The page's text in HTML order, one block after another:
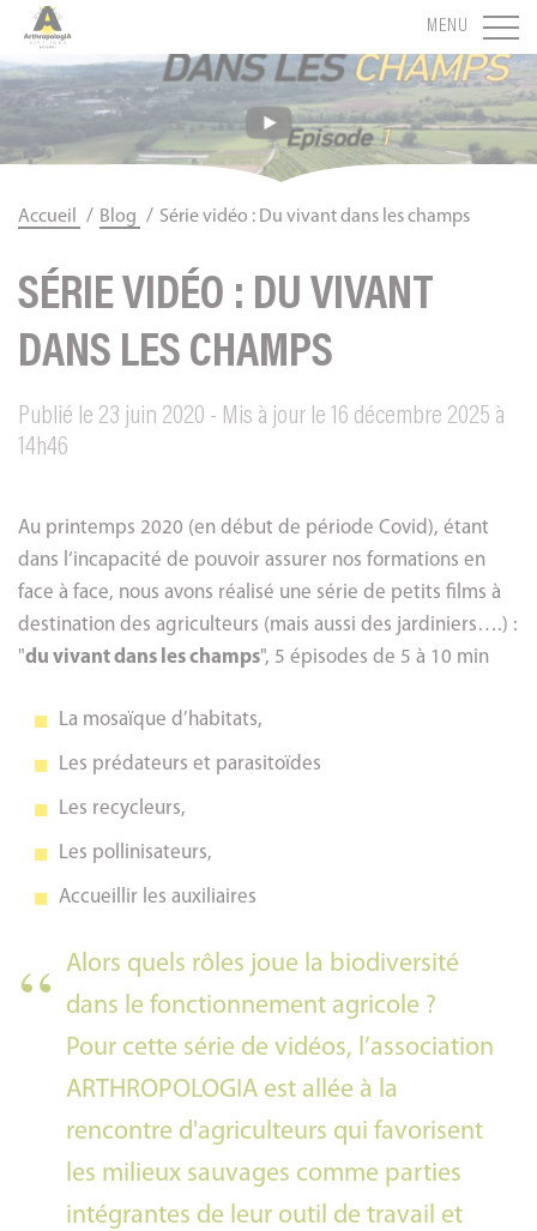
MENU
Accueil / Blog / Série vidéo : Du vivant dans les champs
SÉRIE VIDÉO : DU VIVANT
DANS LES CHAMPS
Publié le 23 juin 2020 - Mis à jour le 16 décembre 2025 à
14h46
Au printemps 2020 (en début de période Covid), étant
dans l‘incapacité de pouvoir assurer nos formations en
face à face, nous avons réalisé une série de petits films à
destination des agriculteurs (mais aussi des jardiniers….) :
"du vivant dans les champs", 5 épisodes de 5 à 10 min
La mosaïque d’habitats,
Les prédateurs et parasitoïdes
Les recycleurs,
Les pollinisateurs,
Accueillir les auxiliaires
Alors quels rôles joue la biodiversité
dans le fonctionnement agricole ?
Pour cette série de vidéos, l’association
ARTHROPOLOGIA est allée à la
rencontre d'agriculteurs qui favorisent
les milieux sauvages comme parties
intégrantes de leur outil de travail et
Panneau de gestion des cookies